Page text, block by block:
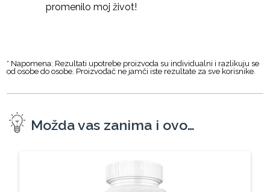
promenilo moj život!
* Napomena: Rezultati upotrebe proizvoda su individualni i razlikuju se
od osobe do osobe. Proizvođač ne jamči iste rezultate za sve korisnike.
Možda vas zanima i ovo…